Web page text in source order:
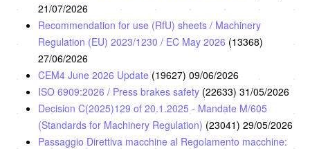
21/07/2026
Recommendation for use (RfU) sheets / Machinery
Regulation (EU) 2023/1230 / EC May 2026 (13368)
27/06/2026
CEM4 June 2026 Update (19627) 09/06/2026
ISO 6909:2026 / Press brakes safety (22633) 31/05/2026
Decision C(2025)129 of 20.1.2025 - Mandate M/605
(Standards for Machinery Regulation) (23041) 29/05/2026
Passaggio Direttiva macchine al Regolamento macchine: